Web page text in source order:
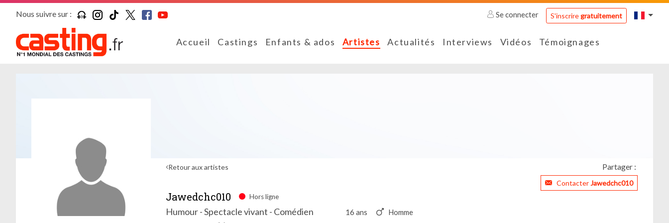
Nous suivre sur : Se connecter S'inscriregratuitement
Accueil Castings Enfants & ados Artistes Actualités Interviews Vidéos Témoignages
Retour aux artistes Partager :
ContacterJawedchc010
Jawedchc010 Hors ligne
Humour - Spectacle vivant - Comédien 16 ans Homme